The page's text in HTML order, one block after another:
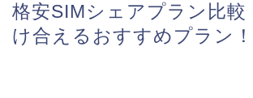
格安SIMシェアプラン比較
け合えるおすすめプラン！